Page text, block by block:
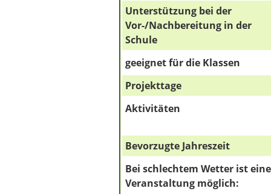
Unterstützung bei der
Vor-/Nachbereitung in der
Schule
geeignet für die Klassen
Projekttage
Aktivitäten
Bevorzugte Jahreszeit
Bei schlechtem Wetter ist eine
Veranstaltung möglich: